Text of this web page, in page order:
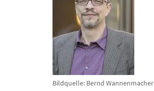
Bildquelle: Bernd Wannenmacher